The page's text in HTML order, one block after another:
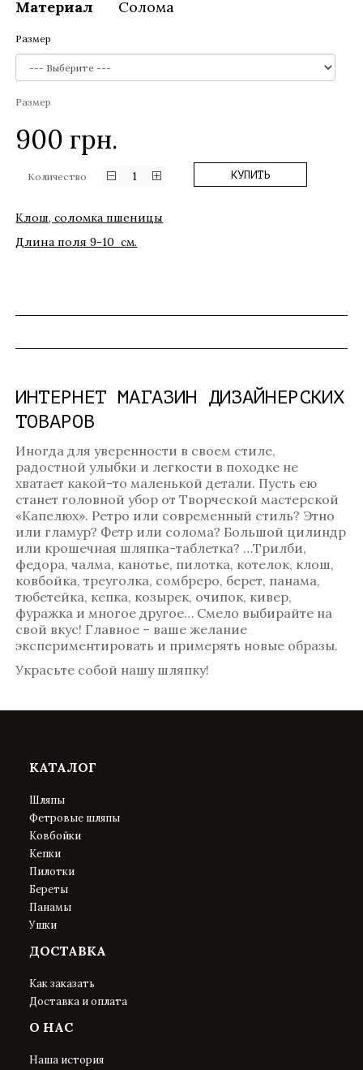
Материал Солома
Размер
Размер
900 грн.
Количество 1 КУПИТЬ
Клош, соломка пшеницы
Длина поля 9-10 см.
ИНТЕРНЕТ МАГАЗИН ДИЗАЙНЕРСКИХ
ТОВАРОВ
Иногда для уверенности в своем стиле,
радостной улыбки и легкости в походке не
хватает какой-то маленькой детали. Пусть ею
станет головной убор от Творческой мастерской
«Капелюх». Ретро или современный стиль? Этно
или гламур? Фетр или солома? Большой цилиндр
или крошечная шляпка-таблетка? …Трилби,
федора, чалма, канотье, пилотка, котелок, клош,
ковбойка, треуголка, сомбреро, берет, панама,
тюбетейка, кепка, козырек, очипок, кивер,
фуражка и многое другое… Смело выбирайте на
свой вкус! Главное – ваше желание
экспериментировать и примерять новые образы.
Украсьте собой нашу шляпку!
КАТАЛОГ
Шляпы
Фетровые шляпы
Ковбойки
Кепки
Пилотки
Береты
Панамы
Ушки
ДОСТАВКА
Как заказать
Доставка и оплата
О НАС
Наша история